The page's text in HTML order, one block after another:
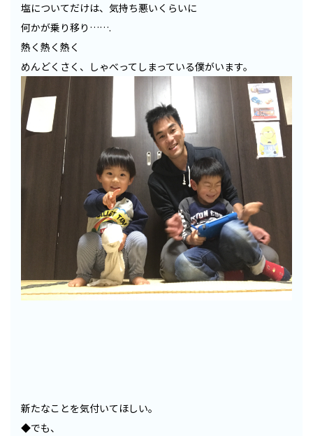
塩についてだけは、気持ち悪いくらいに
何かが乗り移り…….
熱く熱く熱く
めんどくさく、しゃべってしまっている僕がいます。
新たなことを気付いてほしい。
◆でも、